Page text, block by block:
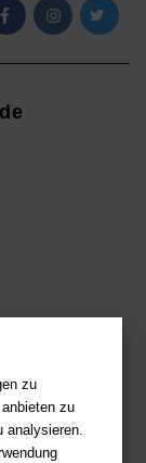
zu
zu
analysieren.
gestellte